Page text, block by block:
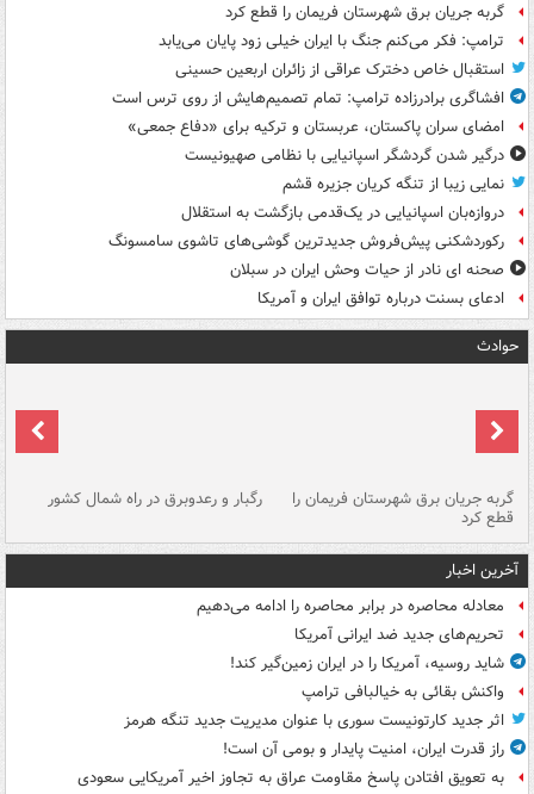
گربه جریان برق شهرستان فریمان را قطع کرد
ترامپ: فکر می‌کنم جنگ با ایران خیلی زود پایان می‌یابد
استقبال خاص دخترک عراقی از زائران اربعین حسینی
افشاگری برادرزاده ترامپ: تمام تصمیم‌هایش از روی ترس است
امضای سران پاکستان، عربستان و ترکیه برای «دفاع جمعی»
درگیر شدن گردشگر اسپانیایی با نظامی صهیونیست
نمایی زیبا از تنگه کریان جزیره قشم
دروازه‌بان اسپانیایی در یک‌قدمی بازگشت به استقلال
رکوردشکنی پیش‌فروش جدیدترین گوشی‌های تاشوی سامسونگ
صحنه ای نادر از حیات وحش ایران در سبلان
ادعای بسنت درباره توافق ایران و آمریکا
حوادث
گربه جریان برق شهرستان فریمان را
قطع کرد
رگبار و رعدوبرق در راه شمال کشور
آخرین اخبار
معادله محاصره در برابر محاصره را ادامه می‌دهیم
تحریم‌های جدید ضد ایرانی آمریکا
شاید روسیه، آمریکا را در ایران زمین‌گیر کند!
واکنش بقائی به خیالبافی ترامپ
اثر جدید کارتونیست سوری با عنوان مدیریت جدید تنگه هرمز
راز قدرت ایران، امنیت پایدار و بومی آن است!
به تعویق افتادن پاسخ مقاومت عراق به تجاوز اخیر آمریکایی سعودی